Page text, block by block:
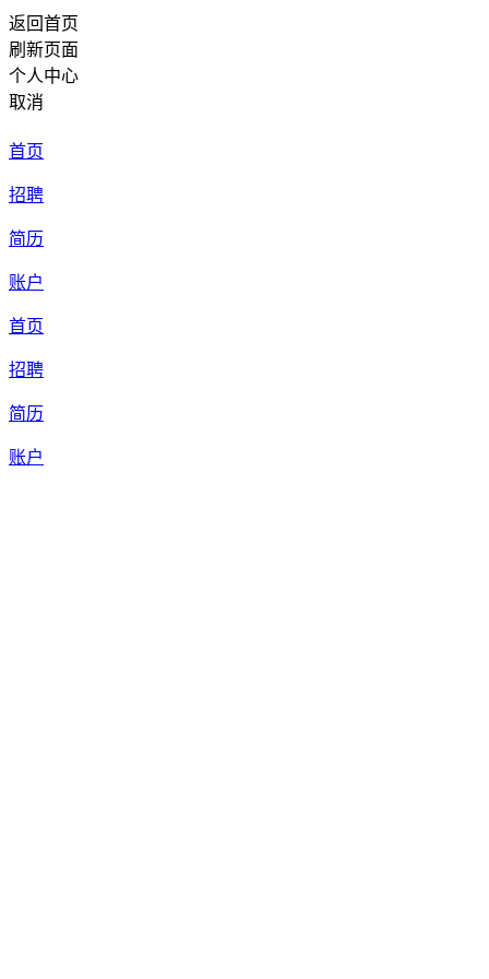
返回首页
刷新页面
个人中心
取消
首页
招聘
简历
账户
首页
招聘
简历
账户